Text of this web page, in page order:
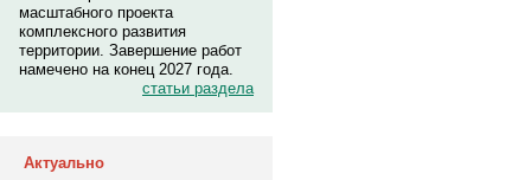
масштабного проекта
комплексного развития
территории. Завершение работ
намечено на конец 2027 года.
статьи раздела
Актуально